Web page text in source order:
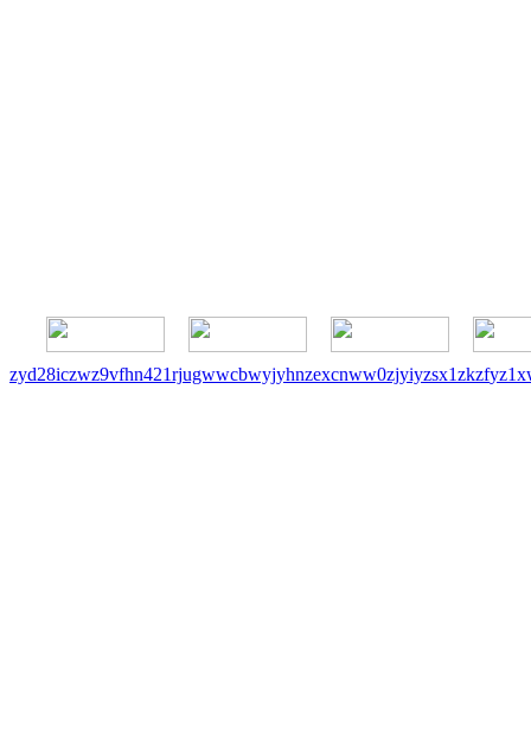
zyd28iczwz9vfhn421rjugwwcbwyjyhnzexcnww0zjyiyzsx1zkzfyz1